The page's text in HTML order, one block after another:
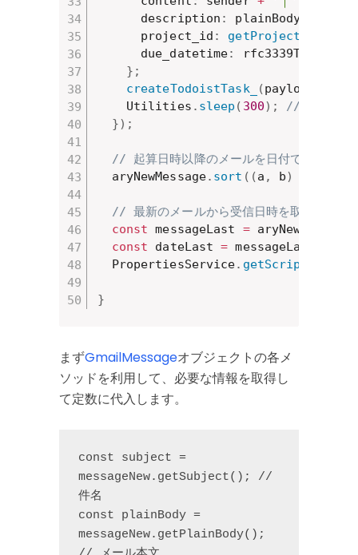
      description
: plainBody
      project_id
:
      due_datetime
:
} ;
createTodoistTask_
(payload
    Utilities
. sleep ( 300) ;
// APIへの
}) ;
// 起算日時以降のメールを日付で降順に並
  aryNewMessage
. sort ( (a , b)
// 最新のメールから受信日時を取得してプ
const messageLast = aryNewMessage
const dateLast = messageLast
  PropertiesService
.
}
まずGmailMessageオブジェクトの各メ
ソッドを利用して、必要な情報を取得し
て定数に代入します。
const subject =
messageNew.getSubject(); //
件名
const plainBody =
messageNew.getPlainBody();